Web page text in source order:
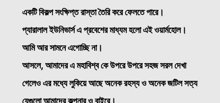
একটি বিকল্প সংক্ষিপ্ত রাস্তা তৈরি করে ফেলতে পারে।
প্যারালাল ইউনিভার্স এ প্রবেশের মাধ্যম হলো এই ওয়ার্মহোল।
আমি আর সামনে এগোচ্ছি না।
আসলে, আমাদের এ মহাবিশ্ব কে উপরে উপরে সহজ সরল দেখা
গেলেও এর মধ্যে লুকিয়ে আছে অনেক রহস্য ও অনেক জটিল সত্য
যেগুলো আমাদের কল্পনার ও বাইরে।